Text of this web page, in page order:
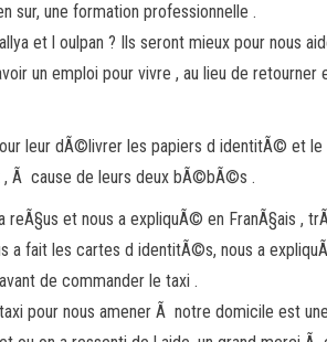
sur, une formation professionnelle .
et l oulpan ? Ils seront mieux pour nous
un emploi pour vivre , au lieu de
leur dÃ©livrer les papiers d identitÃ© et le
Ã cause de leurs deux bÃ©bÃ©s .
et nous a expliquÃ© en FranÃ§ais ,
a fait les cartes d identitÃ©s, nous a
de commander le taxi .
pour nous amener Ã notre domicile est